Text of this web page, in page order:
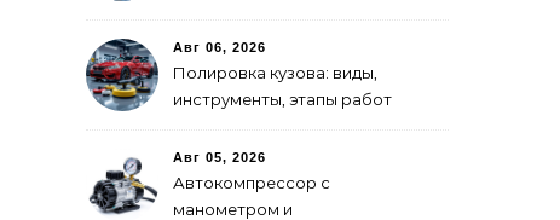
Авг 06, 2026
Полировка кузова: виды,
инструменты, этапы работ
Авг 05, 2026
Автокомпрессор с
манометром и